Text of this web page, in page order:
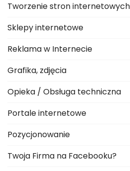
Tworzenie stron internetowych
Sklepy internetowe
Reklama w Internecie
Grafika, zdjęcia
Opieka / Obsługa techniczna
Portale internetowe
Pozycjonowanie
Twoja Firma na Facebooku?